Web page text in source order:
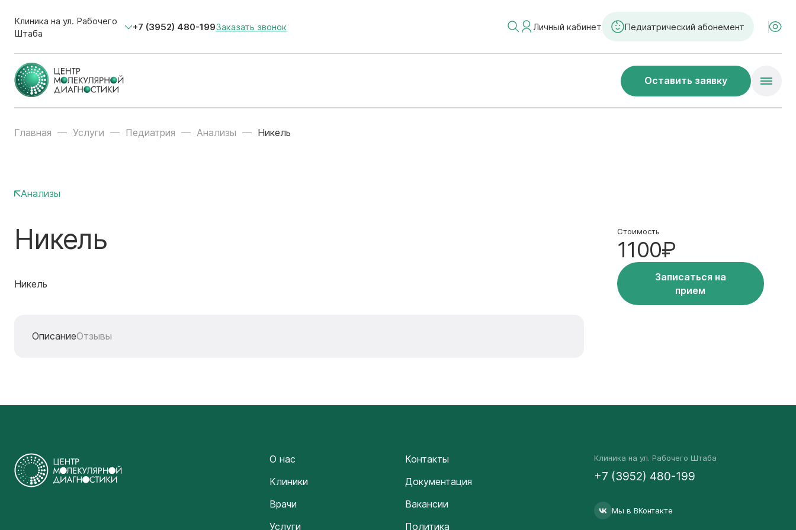
Клиника на ул. Рабочего
Штаба
+7 (3952) 480-199Заказать звонок Личный кабинет Педиатрический абонемент
Оставить заявку
Главная Услуги Педиатрия Анализы Никель
Анализы
Никель
Никель
ОписаниеОтзывы
Стоимость
1100₽
Записаться на
прием
О нас
Клиники
Врачи
Услуги
Контакты
Документация
Вакансии
Политика
Клиника на ул. Рабочего Штаба
+7 (3952) 480-199
Мы в ВКонтакте